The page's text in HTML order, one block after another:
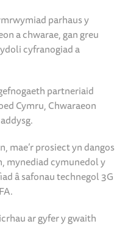
2G presennol yn
a fydd yn darparu
o ansawdd uchel i
parhaus y
a chwarae, gan greu
partneriaid
Cymru, Chwaraeon
prosiect yn dangos